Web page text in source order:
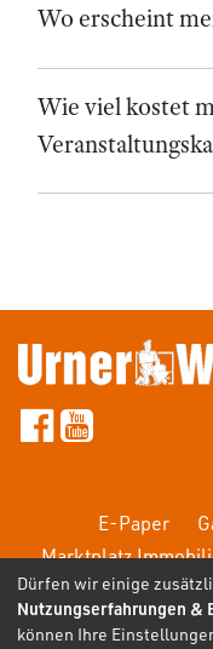
Wo erscheint
Wie viel kostet
E-Paper
Marktplatz
Dürfen wir einige
Nutzungserfahrungen &
können Ihre